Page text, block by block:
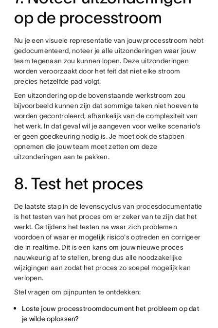
op de processtroom
Nu je een visuele representatie van jouw processtroom hebt
gedocumenteerd, noteer je alle uitzonderingen waar jouw
team tegenaan zou kunnen lopen. Deze uitzonderingen
worden veroorzaakt door het feit dat niet elke stroom
precies hetzelfde pad volgt.
Een uitzondering op de bovenstaande werkstroom zou
bijvoorbeeld kunnen zijn dat sommige taken niet hoeven te
worden gecontroleerd, afhankelijk van de complexiteit van
het werk. In dat geval wil je aangeven voor welke scenario's
er geen goedkeuring nodig is. Je moet ook de stappen
opnemen die jouw team moet zetten om deze
uitzonderingen aan te pakken.
8. Test het proces
De laatste stap in de levenscyclus van procesdocumentatie
is het testen van het proces om er zeker van te zijn dat het
werkt. Ga tijdens het testen na waar zich problemen
voordoen of waar er mogelijk risico's optreden en corrigeer
die in realtime. Dit is een kans om jouw nieuwe proces
nauwkeurig af te stellen, breng dus alle noodzakelijke
wijzigingen aan zodat het proces zo soepel mogelijk kan
verlopen.
Stel vragen om pijnpunten te ontdekken:
Loste jouw processtroomdocument het probleem op dat
je wilde oplossen?